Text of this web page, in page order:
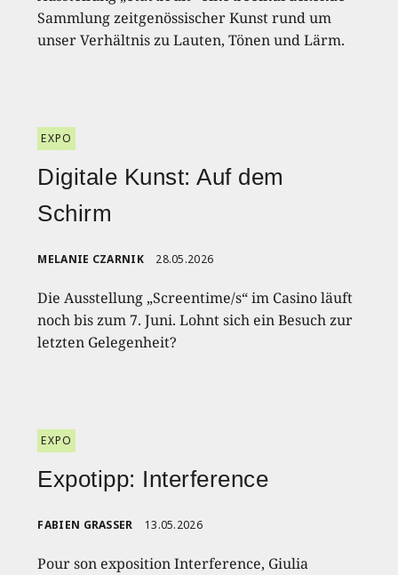
Sammlung zeitgenössischer Kunst rund um
unser Verhältnis zu Lauten, Tönen und Lärm.
EXPO
Digitale Kunst: Auf dem
Schirm
MELANIE CZARNIK 28.05.2026
Die Ausstellung „Screentime/s“ im Casino läuft
noch bis zum 7. Juni. Lohnt sich ein Besuch zur
letzten Gelegenheit?
EXPO
Expotipp: Interference
FABIEN GRASSER 13.05.2026
Pour son exposition Interference, Giulia